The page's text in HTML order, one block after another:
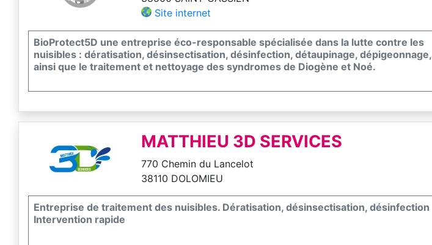
Site internet
BioProtect5D une entreprise éco-responsable spécialisée dans la lutte contre les
nuisibles : dératisation, désinsectisation, désinfection, détaupinage, dépigeonnage,
ainsi que le traitement et nettoyage des syndromes de Diogène et Noé.
MATTHIEU 3D SERVICES
770 Chemin du Lancelot
38110 DOLOMIEU
Entreprise de traitement des nuisibles. Dératisation, désinsectisation, désinfection
Intervention rapide